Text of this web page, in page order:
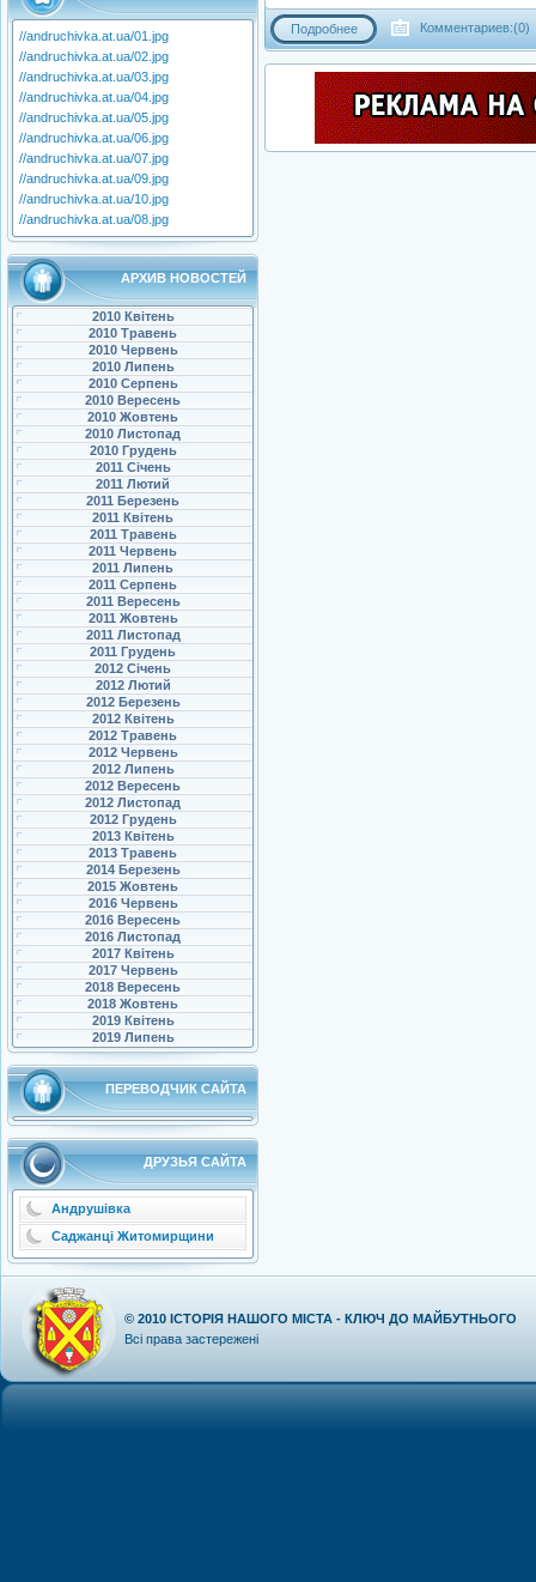
//andruchivka.at.ua/01.jpg
//andruchivka.at.ua/02.jpg
//andruchivka.at.ua/03.jpg
//andruchivka.at.ua/04.jpg
//andruchivka.at.ua/05.jpg
//andruchivka.at.ua/06.jpg
//andruchivka.at.ua/07.jpg
//andruchivka.at.ua/09.jpg
//andruchivka.at.ua/10.jpg
//andruchivka.at.ua/08.jpg
АРХИВ НОВОСТЕЙ
2010 Квітень
2010 Травень
2010 Червень
2010 Липень
2010 Серпень
2010 Вересень
2010 Жовтень
2010 Листопад
2010 Грудень
2011 Січень
2011 Лютий
2011 Березень
2011 Квітень
2011 Травень
2011 Червень
2011 Липень
2011 Серпень
2011 Вересень
2011 Жовтень
2011 Листопад
2011 Грудень
2012 Січень
2012 Лютий
2012 Березень
2012 Квітень
2012 Травень
2012 Червень
2012 Липень
2012 Вересень
2012 Листопад
2012 Грудень
2013 Квітень
2013 Травень
2014 Березень
2015 Жовтень
2016 Червень
2016 Вересень
2016 Листопад
2017 Квітень
2017 Червень
2018 Вересень
2018 Жовтень
2019 Квітень
2019 Липень
ПЕРЕВОДЧИК САЙТА
ДРУЗЬЯ САЙТА
Андрушівка
Саджанці Житомирщини
Подробнее Комментариев:(0)
© 2010 ІСТОРІЯ НАШОГО МІСТА - КЛЮЧ ДО МАЙБУТНЬОГО
Всі права застережені